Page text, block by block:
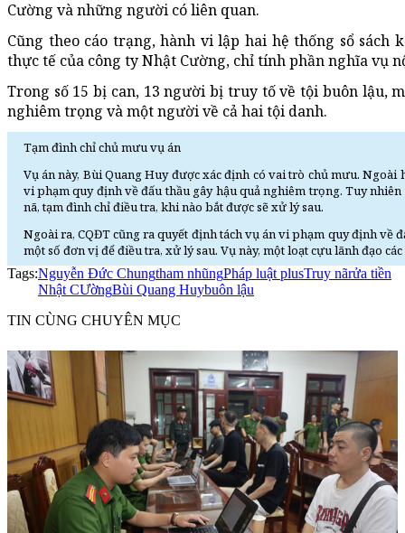
Cường và những người có liên quan.
Cũng theo cáo trạng, hành vi lập hai hệ thống sổ sách
thực tế của công ty Nhật Cường, chỉ tính phần nghĩa vụ
Trong số 15 bị can, 13 người bị truy tố về tội buôn lậu,
nghiêm trọng và một người về cả hai tội danh.
Tạm đình chỉ chủ mưu vụ án
Vụ án này, Bùi Quang Huy được xác định có vai trò chủ mưu.
vi phạm quy định về đấu thầu gây hậu quả nghiêm trọng. Tuy
nã, tạm đình chỉ điều tra, khi nào bắt được sẽ xử lý sau.
Ngoài ra, CQĐT cũng ra quyết định tách vụ án vi phạm quy định về
một số đơn vị để điều tra, xử lý sau. Vụ này, một loạt cựu lãnh đạo
Tags:Nguyễn Đức Chungtham nhũngPháp luật plusTruy nãrửa tiền
Nhật CƯờngBùi Quang Huybuôn lậu
TIN CÙNG CHUYÊN MỤC